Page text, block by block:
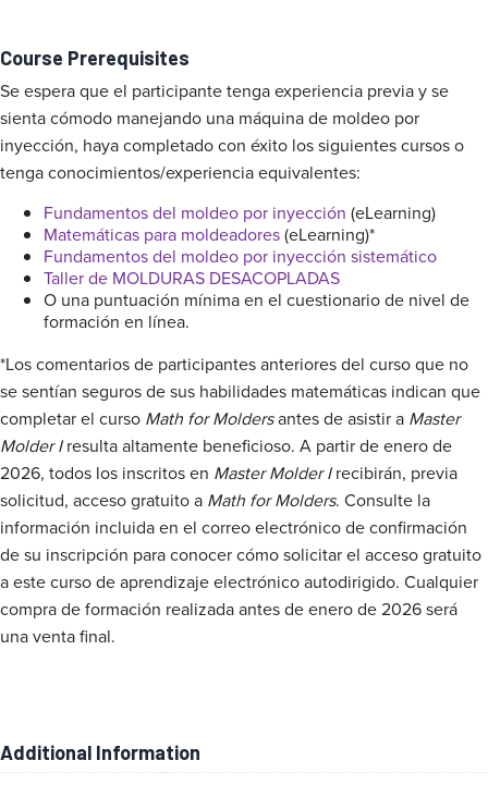
Course Prerequisites
Se espera que el participante tenga experiencia previa y se
sienta cómodo manejando una máquina de moldeo por
inyección, haya completado con éxito los siguientes cursos o
tenga conocimientos/experiencia equivalentes:
Fundamentos del moldeo por inyección (eLearning)
Matemáticas para moldeadores(eLearning)*
Fundamentos del moldeo por inyección sistemático
Taller de MOLDURAS DESACOPLADAS
O una puntuación mínima en el cuestionario de nivel de
formación en línea.
*Los comentarios de participantes anteriores del curso que no
se sentían seguros de sus habilidades matemáticas indican que
completar el curso Math for Moldersantes de asistir a Master
Molder Iresulta altamente beneficioso. A partir de enero de
2026, todos los inscritos en Master Molder Irecibirán, previa
solicitud, acceso gratuito a Math for Molders. Consulte la
información incluida en el correo electrónico de confirmación
de su inscripción para conocer cómo solicitar el acceso gratuito
a este curso de aprendizaje electrónico autodirigido. Cualquier
compra de formación realizada antes de enero de 2026 será
una venta final.
Additional Information